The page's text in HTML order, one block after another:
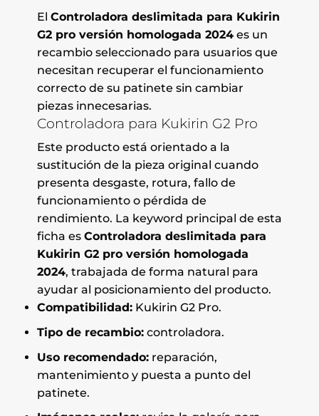
El Controladora deslimitada para Kukirin
G2 pro versión homologada 2024es un
recambio seleccionado para usuarios que
necesitan recuperar el funcionamiento
correcto de su patinete sin cambiar
piezas innecesarias.
Controladora para Kukirin G2 Pro
Este producto está orientado a la
sustitución de la pieza original cuando
presenta desgaste, rotura, fallo de
funcionamiento o pérdida de
rendimiento. La keyword principal de esta
ficha es Controladora deslimitada para
Kukirin G2 pro versión homologada
2024, trabajada de forma natural para
ayudar al posicionamiento del producto.
Compatibilidad:Kukirin G2 Pro.
Tipo de recambio:controladora.
Uso recomendado:reparación,
mantenimiento y puesta a punto del
patinete.